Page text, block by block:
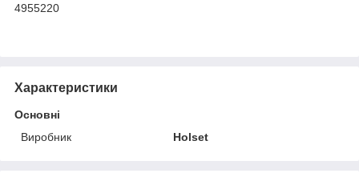
4955220
Характеристики
Основні
Виробник
Holset